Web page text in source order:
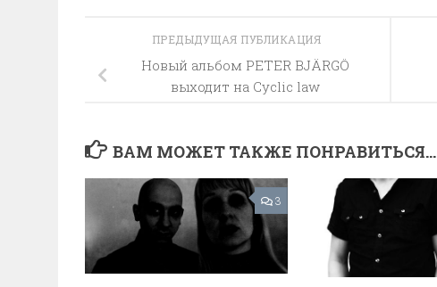
ПРЕДЫДУЩАЯ ПУБЛИКАЦИЯ
Новый альбом PETER BJÄRGÖ
выходит на Cyclic law
ВАМ МОЖЕТ ТАКЖЕ ПОНРАВИТЬСЯ...
3